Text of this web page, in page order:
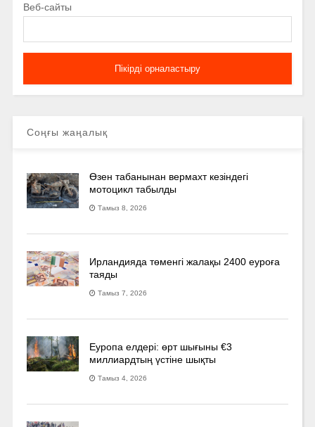
Веб-сайты
Соңғы жаңалық
Өзен табанынан вермахт кезіндегі
мотоцикл табылды
Тамыз 8, 2026
Ирландияда төменгі жалақы 2400 еуроға
таяды
Тамыз 7, 2026
Еуропа елдері: өрт шығыны €3
миллиардтың үстіне шықты
Тамыз 4, 2026